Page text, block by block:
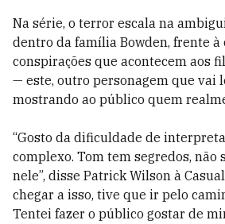
Na série, o terror escala na
dentro da família Bowden, frente à
conspirações que acontecem aos
— este, outro personagem que vai
mostrando ao público quem
“Gosto da dificuldade de
complexo. Tom tem segredos, não
nele”, disse Patrick Wilson à Casual
chegar a isso, tive que ir pelo
Tentei fazer o público gostar de